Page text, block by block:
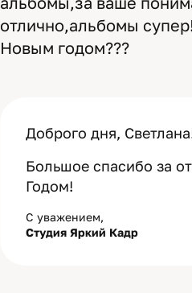
отлично,альбомы
Новым годом???
Доброго дня,
Большое спасибо за
Годом!
С уважением,
Студия Яркий Кадр